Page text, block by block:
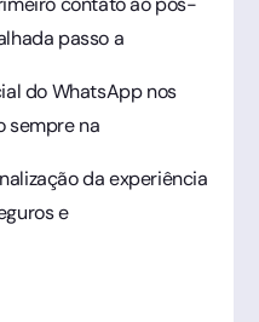
passo a
do WhatsApp nos
sempre na
da experiência
e